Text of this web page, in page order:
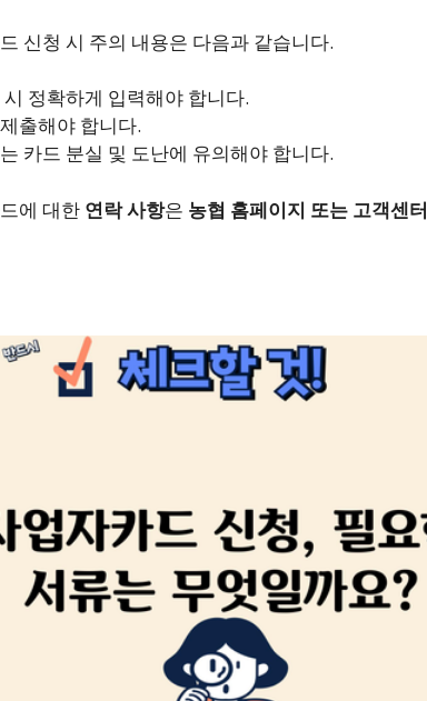
신청 시 주의 내용은 다음과 같습니다.
정확하게 입력해야 합니다.
출해야 합니다.
카드 분실 및 도난에 유의해야 합니다.
에 대한 연락 사항은 농협 홈페이지 또는 고객센터